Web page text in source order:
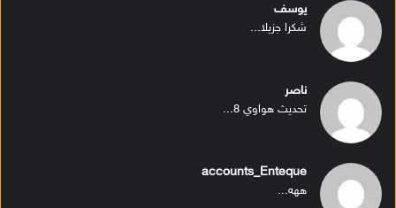
يوسف
شكرا جزيلا...
ناصر
تحديث هواوي 8...
accounts_Enteque
ههه...